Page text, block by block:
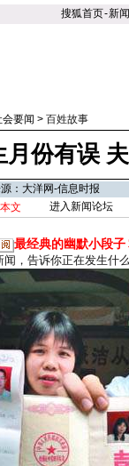
搜狐首页-新闻
会要闻 > 百姓故事
份有误
：大洋网-信息时报
文 进入新闻论坛
最经典的幽默小段子
闻，告诉你正在发生什